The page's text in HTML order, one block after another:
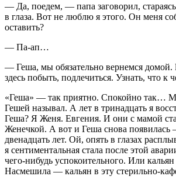
— Да, поедем, — папа заговорил,
в глаза. Вот не люблю я этого. Он меня
оставить?
— Па-ап…
— Геша, мы обязательно вернемся домой.
здесь побыть, подлечиться. Узнать, что к
«Геша» — так приятно. Спокойно так…
Гешей называл. А лет в тринадцать я
Геша? Я Женя. Евгения. И они с мамой
Женечкой. А вот и Геша снова появилась
двенадцать лет. Ой, опять в глазах
я сентиментальная стала после этой
чего-нибудь успокоительного. Или
Насмешила — кальян в эту стерильно-